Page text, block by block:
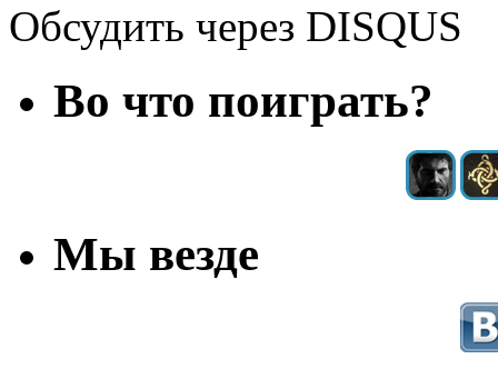
Обсудить через DISQUS
Во что поиграть?
Мы везде